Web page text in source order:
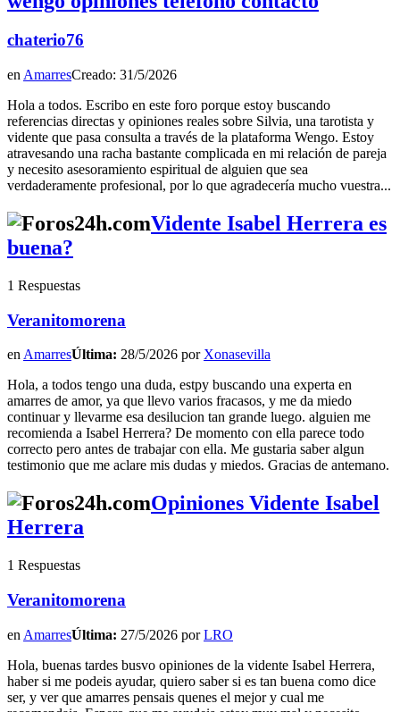
chaterio76
en AmarresCreado: 31/5/2026
Hola a todos. Escribo en este foro porque estoy buscando
referencias directas y opiniones reales sobre Silvia, una tarotista y
vidente que pasa consulta a través de la plataforma Wengo. Estoy
atravesando una racha bastante complicada en mi relación de pareja
y necesito asesoramiento espiritual de alguien que sea
verdaderamente profesional, por lo que agradecería mucho vuestra...
Vidente Isabel Herrera es
buena?
1 Respuestas
Veranitomorena
enAmarresÚltima: 28/5/2026 porXonasevilla
Hola, a todos tengo una duda, estpy buscando una experta en
amarres de amor, ya que llevo varios fracasos, y me da miedo
continuar y llevarme esa desilucion tan grande luego. alguien me
recomienda a Isabel Herrera? De momento con ella parece todo
correcto pero antes de trabajar con ella. Me gustaria saber algun
testimonio que me aclare mis dudas y miedos. Gracias de antemano.
Opiniones Vidente Isabel
Herrera
1 Respuestas
Veranitomorena
en AmarresÚltima: 27/5/2026 porLRO
Hola, buenas tardes busvo opiniones de la vidente Isabel Herrera,
haber si me podeis ayudar, quiero saber si es tan buena como dice
ser, y ver que amarres pensais quenes el mejor y cual me